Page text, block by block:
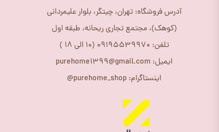
آدرس فروشگاه: تهران، چیتگر، بلوار علیمردانی
(کوهک)، مجتمع تجاری ریحانه، طبقه اول
تلفن: 09195539970 (10 الی 18 )
ایمیل: purehome1399@gmail.com
اینستاگرام: purehome_shop@